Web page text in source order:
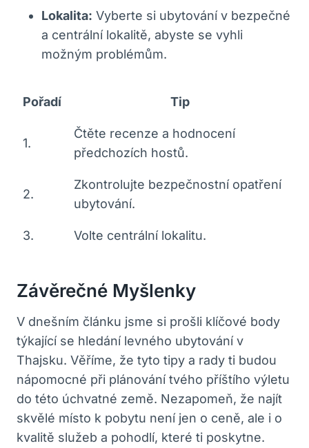
Lokalita: Vyberte si ubytování v bezpečné
a centrální lokalitě, abyste se vyhli
možným problémům.
Pořadí Tip
1.
Čtěte recenze a hodnocení
předchozích hostů.
2.
Zkontrolujte bezpečnostní opatření
ubytování.
3. Volte centrální lokalitu.
Závěrečné Myšlenky
V dnešním článku jsme si prošli klíčové body
týkající se hledání levného ubytování v
Thajsku. Věříme, že tyto tipy a rady ti budou
nápomocné při plánování tvého příštího výletu
do této úchvatné země. Nezapomeň, že najít
skvělé místo k pobytu není jen o ceně, ale i o
kvalitě služeb a pohodlí, které ti poskytne.